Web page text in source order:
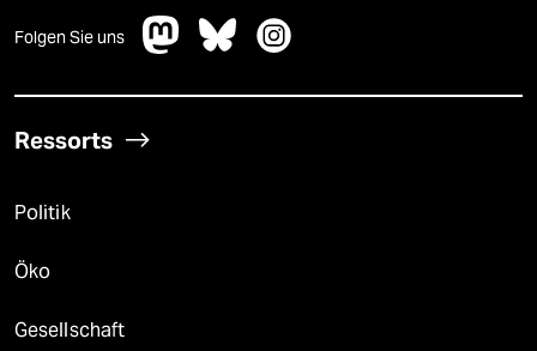
Folgen Sie uns
Ressorts
Politik
Öko
Gesellschaft